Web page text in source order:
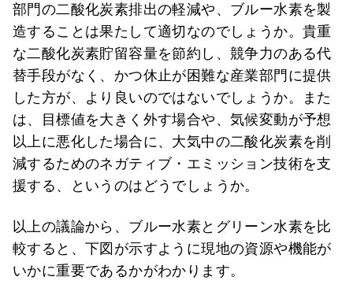
部門の二酸化炭素排出の軽減や、ブルー水素を製
造することは果たして適切なのでしょうか。貴重
な二酸化炭素貯留容量を節約し、競争力のある代
替手段がなく、かつ休止が困難な産業部門に提供
した方が、より良いのではないでしょうか。また
は、目標値を大きく外す場合や、気候変動が予想
以上に悪化した場合に、大気中の二酸化炭素を削
減するためのネガティブ・エミッション技術を支
援する、というのはどうでしょうか。
以上の議論から、ブルー水素とグリーン水素を比
較すると、下図が示すように現地の資源や機能が
いかに重要であるかがわかります。